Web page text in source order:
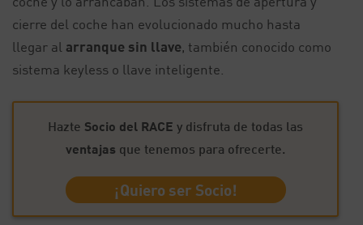
cierre del coche han evolucionado mucho hasta
llegar al arranque sin llave, también conocido como
sistema keyless o llave inteligente.
Hazte Socio del RACE y disfruta de todas las
ventajas que tenemos para ofrecerte.
¡Quiero ser Socio!